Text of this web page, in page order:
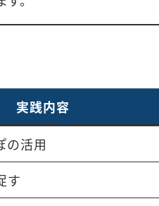
実践内容
の活用
す